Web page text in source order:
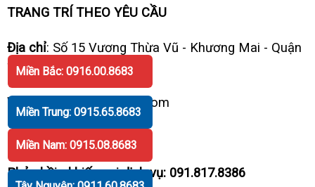
TRANG TRÍ THEO YÊU CẦU
Địa chỉ: Số 15 Vương Thừa Vũ - Khương Mai - Quận
Thanh Xuân - Hà Nội
Website : www.KinhSoc.Com
Hotline: 0918.30.8683
Phản hồi - khiếu nại dịch vụ: 091.817.8386
Miền Bắc: 0916.00.8683
Miền Trung: 0915.65.8683
Miền Nam: 0915.08.8683